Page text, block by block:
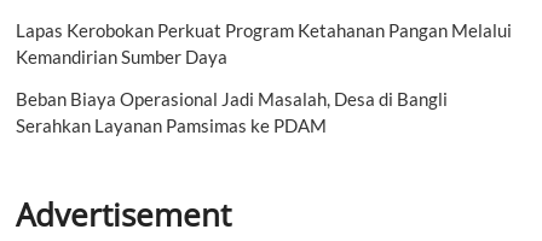
Lapas Kerobokan Perkuat Program Ketahanan Pangan Melalui
Kemandirian Sumber Daya
Beban Biaya Operasional Jadi Masalah, Desa di Bangli
Serahkan Layanan Pamsimas ke PDAM
Advertisement